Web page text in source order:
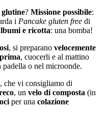
glutine? Missione possibile:
i Pancake gluten free di
e ricotta: una bomba!
, si preparano velocemente
, cuocerli e al mattino
o nel microonde.
che vi consigliamo di
, un velo di composta (in
per una colazione